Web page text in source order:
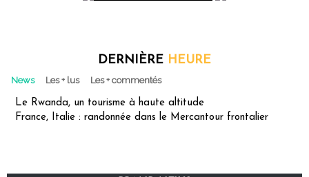
DERNIÈRE HEURE
News Les + lus Les + commentés
Le Rwanda, un tourisme à haute altitude
France, Italie : randonnée dans le Mercantour frontalier